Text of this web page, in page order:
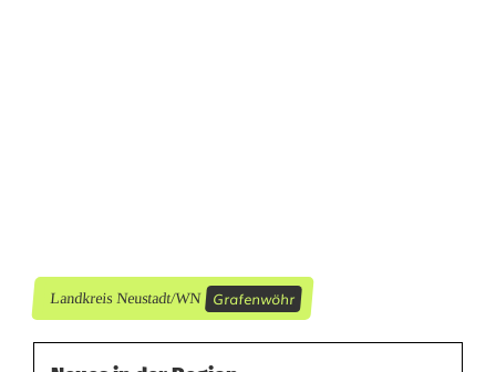
a
t
Landkreis Neustadt/WN Grafenwöhr